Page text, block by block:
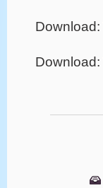
Download:
Download: